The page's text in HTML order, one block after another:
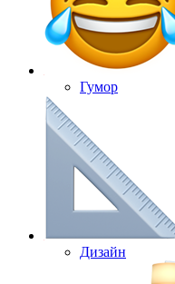
Гумор
Дизайн